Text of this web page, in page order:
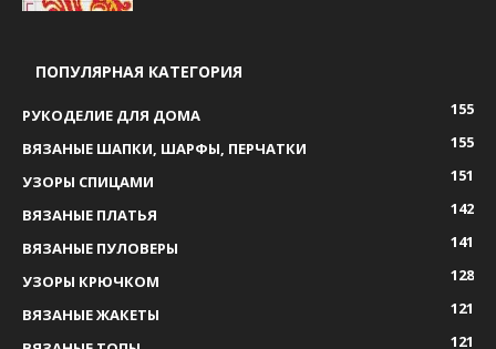
ПОПУЛЯРНАЯ КАТЕГОРИЯ
РУКОДЕЛИЕ ДЛЯ ДОМА
155
ВЯЗАНЫЕ ШАПКИ, ШАРФЫ, ПЕРЧАТКИ
155
УЗОРЫ СПИЦАМИ
151
ВЯЗАНЫЕ ПЛАТЬЯ
142
ВЯЗАНЫЕ ПУЛОВЕРЫ
141
УЗОРЫ КРЮЧКОМ
128
ВЯЗАНЫЕ ЖАКЕТЫ
121
121